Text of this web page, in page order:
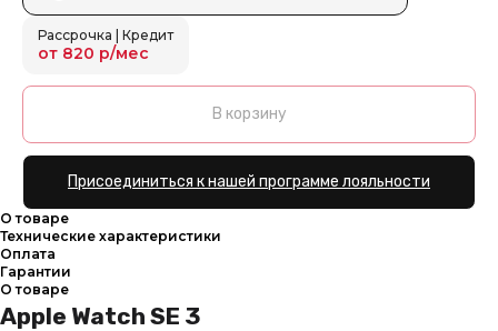
Рассрочка | Кредит
от 820 р/мес
В корзину
Присоединиться к нашей программе лояльности
О товаре
Технические характеристики
Оплата
Гарантии
О товаре
Apple Watch SE 3